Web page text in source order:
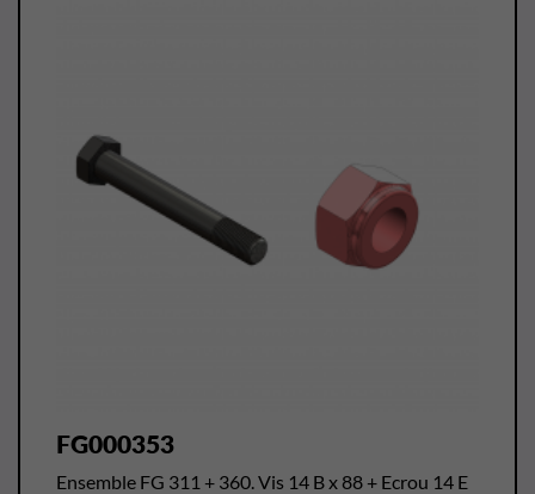
FG000353
Ensemble FG 311 + 360. Vis 14 B x 88 + Ecrou 14 E